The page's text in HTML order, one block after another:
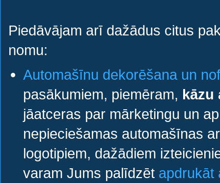
Piedāvājam arī dažādus citus
nomu:
Automašīnu dekorēšana un
pasākumiem, piemēram, kāzu
jāatceras par mārketingu un
nepieciešamas automašīnas
logotipiem, dažādiem
varam Jums palīdzēt apdrukāt